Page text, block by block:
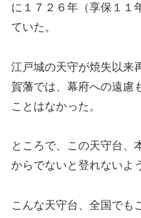
に１７２６年（享保１１
ていた。
江戸城の天守が焼失以来
賀藩では、幕府への遠慮
ことはなかった。
ところで、この天守台、
からでないと登れないよ
こんな天守台、全国でも